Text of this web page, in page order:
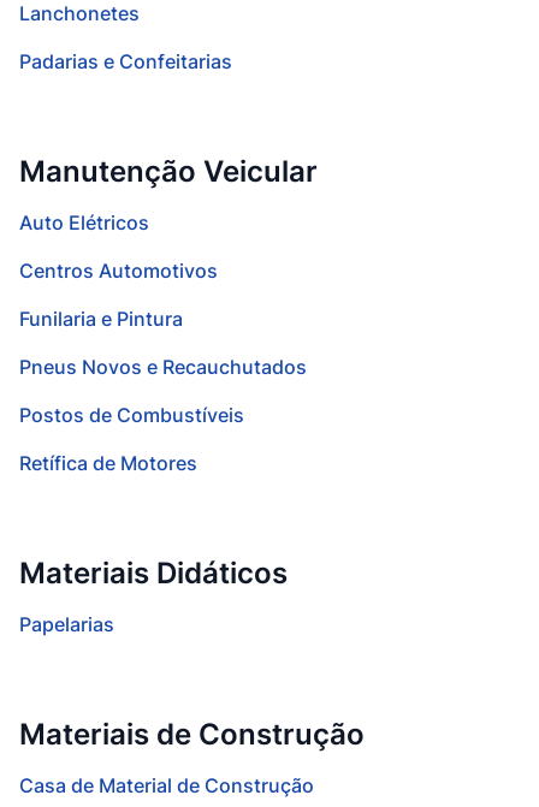
Lanchonetes
Padarias e Confeitarias
Manutenção Veicular
Auto Elétricos
Centros Automotivos
Funilaria e Pintura
Pneus Novos e Recauchutados
Postos de Combustíveis
Retífica de Motores
Materiais Didáticos
Papelarias
Materiais de Construção
Casa de Material de Construção